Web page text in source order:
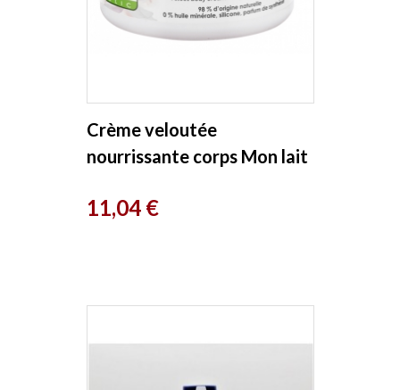
Crème veloutée
nourrissante corps Mon lait
Prix
11,04 €